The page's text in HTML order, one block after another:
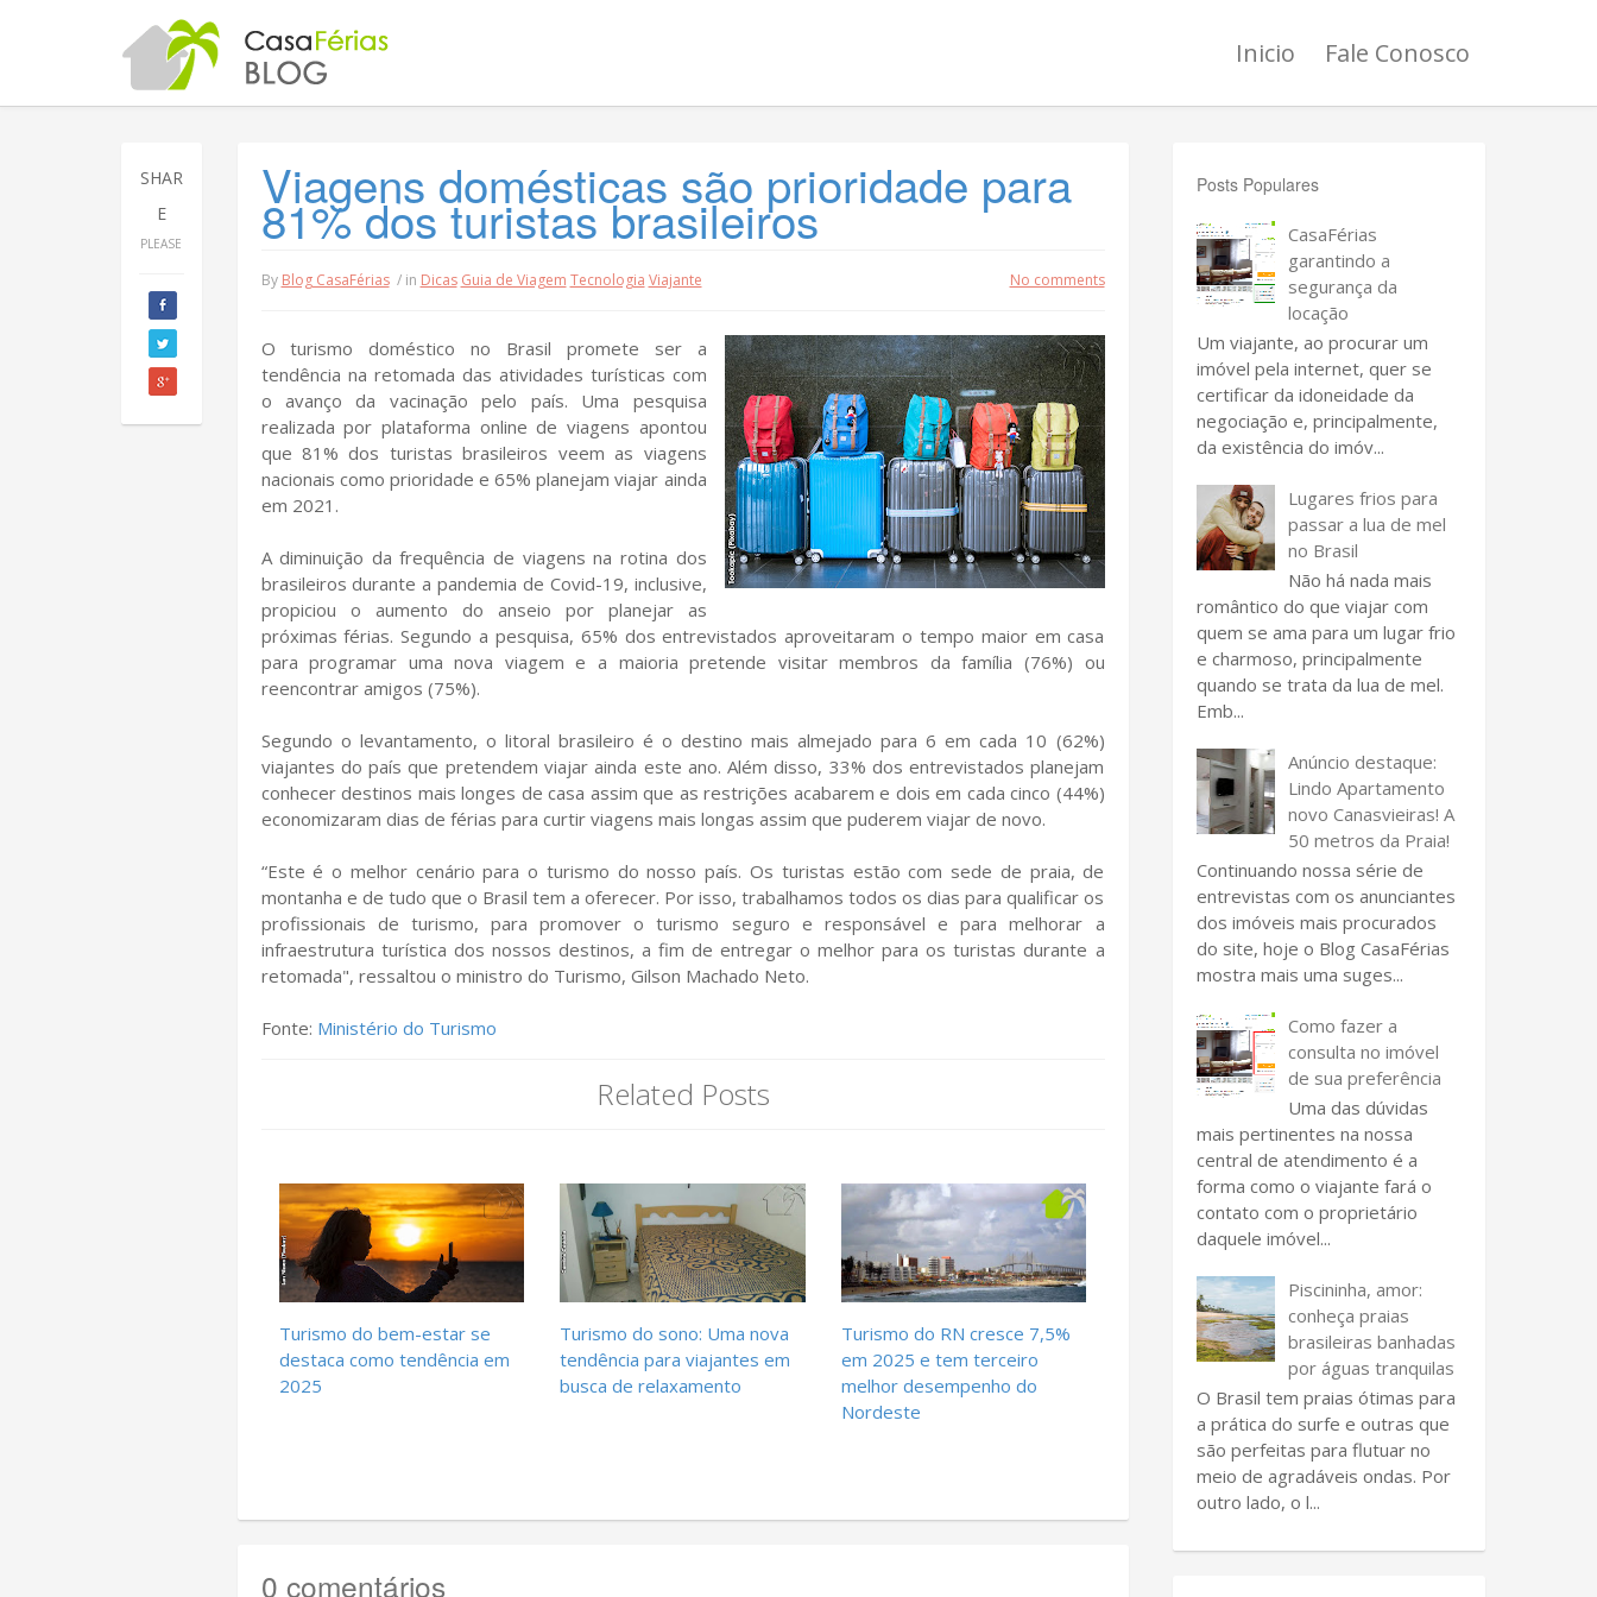
Inicio Fale Conosco
SHAR
E
PLEASE
Viagens domésticas são prioridade para
81% dos turistas brasileiros
By Blog CasaFérias / in Dicas Guia de Viagem Tecnologia Viajante No comments
O turismo doméstico no Brasil promete ser a
tendência na retomada das atividades turísticas com
o avanço da vacinação pelo país. Uma pesquisa
realizada por plataforma online de viagens apontou
que 81% dos turistas brasileiros veem as viagens
nacionais como prioridade e 65% planejam viajar ainda
em 2021.
A diminuição da frequência de viagens na rotina dos
brasileiros durante a pandemia de Covid-19, inclusive,
propiciou o aumento do anseio por planejar as
próximas férias. Segundo a pesquisa, 65% dos entrevistados aproveitaram o tempo maior em casa
para programar uma nova viagem e a maioria pretende visitar membros da família (76%) ou
reencontrar amigos (75%).
Segundo o levantamento, o litoral brasileiro é o destino mais almejado para 6 em cada 10 (62%)
viajantes do país que pretendem viajar ainda este ano. Além disso, 33% dos entrevistados planejam
conhecer destinos mais longes de casa assim que as restrições acabarem e dois em cada cinco (44%)
economizaram dias de férias para curtir viagens mais longas assim que puderem viajar de novo.
“Este é o melhor cenário para o turismo do nosso país. Os turistas estão com sede de praia, de
montanha e de tudo que o Brasil tem a oferecer. Por isso, trabalhamos todos os dias para qualificar os
profissionais de turismo, para promover o turismo seguro e responsável e para melhorar a
infraestrutura turística dos nossos destinos, a fim de entregar o melhor para os turistas durante a
retomada", ressaltou o ministro do Turismo, Gilson Machado Neto.
Fonte: Ministério do Turismo
Related Posts
Turismo do bem-estar se
destaca como tendência em
2025
Turismo do sono: Uma nova
tendência para viajantes em
busca de relaxamento
Turismo do RN cresce 7,5%
em 2025 e tem terceiro
melhor desempenho do
Nordeste
0 comentários
Posts Populares
CasaFérias
garantindo a
segurança da
locação
Um viajante, ao procurar um
imóvel pela internet, quer se
certificar da idoneidade da
negociação e, principalmente,
da existência do imóv...
Lugares frios para
passar a lua de mel
no Brasil
Não há nada mais
romântico do que viajar com
quem se ama para um lugar frio
e charmoso, principalmente
quando se trata da lua de mel.
Emb...
Anúncio destaque:
Lindo Apartamento
novo Canasvieiras! A
50 metros da Praia!
Continuando nossa série de
entrevistas com os anunciantes
dos imóveis mais procurados
do site, hoje o Blog CasaFérias
mostra mais uma suges...
Como fazer a
consulta no imóvel
de sua preferência
Uma das dúvidas
mais pertinentes na nossa
central de atendimento é a
forma como o viajante fará o
contato com o proprietário
daquele imóvel...
Piscininha, amor:
conheça praias
brasileiras banhadas
por águas tranquilas
O Brasil tem praias ótimas para
a prática do surfe e outras que
são perfeitas para flutuar no
meio de agradáveis ondas. Por
outro lado, o l...